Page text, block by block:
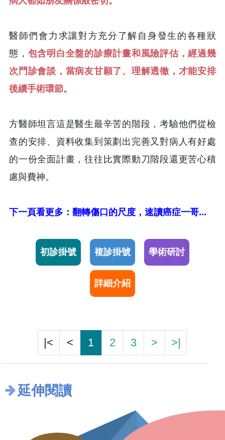
醫師們會力求讓對方充分了解自身發生的各種狀
態， 包含明白全盤的診療計畫和風險評估，經過幾
次門診會談，當病友甘願了、理解透徹，才能安排
後續手術環節。
方醫師坦言這是醫生最辛苦的階段，考驗他們從檢
查的安排、資料收集到策劃出完善又對病人有好處
的一份全面計畫，往往比實際動刀階段還更苦心積
慮與費神。
下一頁看更多：翻轉傷口的尺度，速讀癌症一哥...
初診掛號 複診掛號 學術研討
詳細介紹
|< < 1 2 3 > >|
延伸閱讀